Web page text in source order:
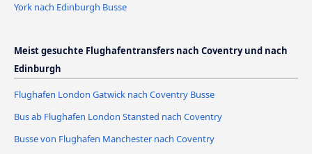
York nach Edinburgh Busse
Meist gesuchte Flughafentransfers nach Coventry und nach
Edinburgh
Flughafen London Gatwick nach Coventry Busse
Bus ab Flughafen London Stansted nach Coventry
Busse von Flughafen Manchester nach Coventry